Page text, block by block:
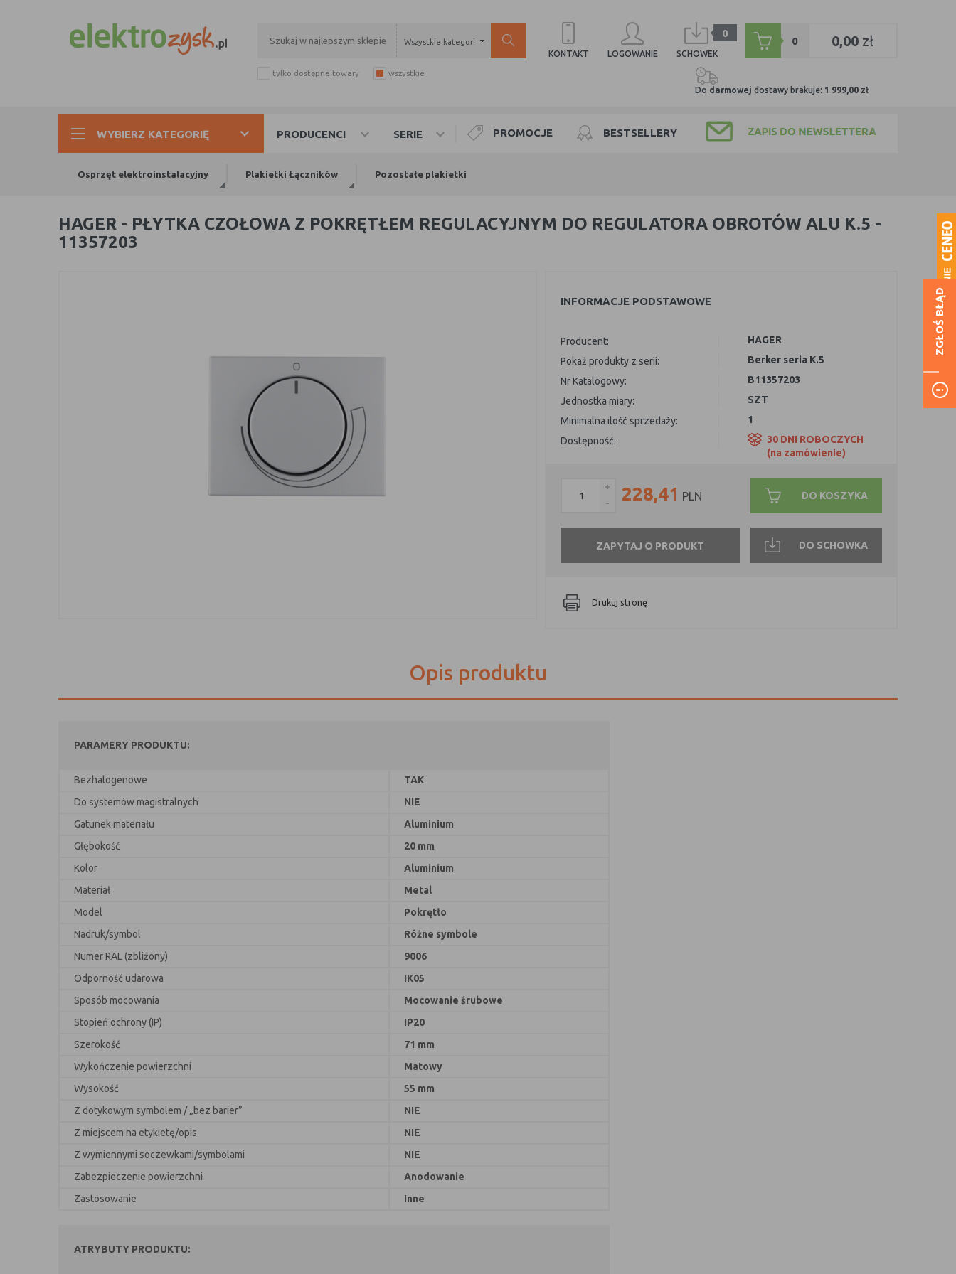
Wszystkie kategorie
tylko dostępne towary wszystkie
KONTAKT LOGOWANIE
0
SCHOWEK
0 0,00 zł
Do darmowej dostawy brakuje: 1 999,00 zł
WYBIERZ KATEGORIĘ PRODUCENCI SERIE PROMOCJE BESTSELLERY
Osprzęt elektroinstalacyjny Plakietki Łączników Pozostałe plakietki
HAGER - PŁYTKA CZOŁOWA Z POKRĘTŁEM REGULACYJNYM DO REGULATORA OBROTÓW ALU K.5 -
11357203
INFORMACJE PODSTAWOWE
Producent:
HAGER
Pokaż produkty z serii:
Berker seria K.5
Nr Katalogowy:
B11357203
Jednostka miary:
SZT
Minimalna ilość sprzedaży:
1
Dostępność:
30 DNI ROBOCZYCH
(na zamówienie)
-
+ 228,41 PLN DO KOSZYKA
ZAPYTAJ O PRODUKT DO SCHOWKA
Drukuj stronę
Opis produktu
PARAMERY PRODUKTU:
Bezhalogenowe
TAK
Do systemów magistralnych
NIE
Gatunek materiału
Aluminium
Głębokość
20 mm
Kolor
Aluminium
Materiał
Metal
Model
Pokrętło
Nadruk/symbol
Różne symbole
Numer RAL (zbliżony)
9006
Odporność udarowa
IK05
Sposób mocowania
Mocowanie śrubowe
Stopień ochrony (IP)
IP20
Szerokość
71 mm
Wykończenie powierzchni
Matowy
Wysokość
55 mm
Z dotykowym symbolem / „bez barier”
NIE
Z miejscem na etykietę/opis
NIE
Z wymiennymi soczewkami/symbolami
NIE
Zabezpieczenie powierzchni
Anodowanie
Zastosowanie
Inne
ATRYBUTY PRODUKTU:
ZGŁOŚ BŁĄD